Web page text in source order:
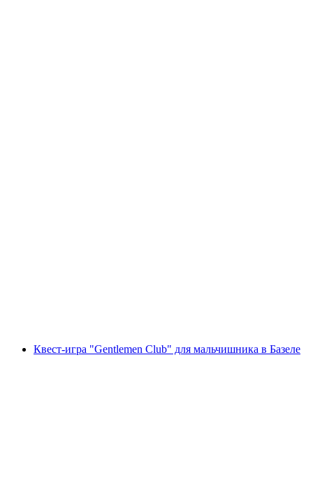
Квест-игра "Gentlemen Club" для мальчишника в Базеле